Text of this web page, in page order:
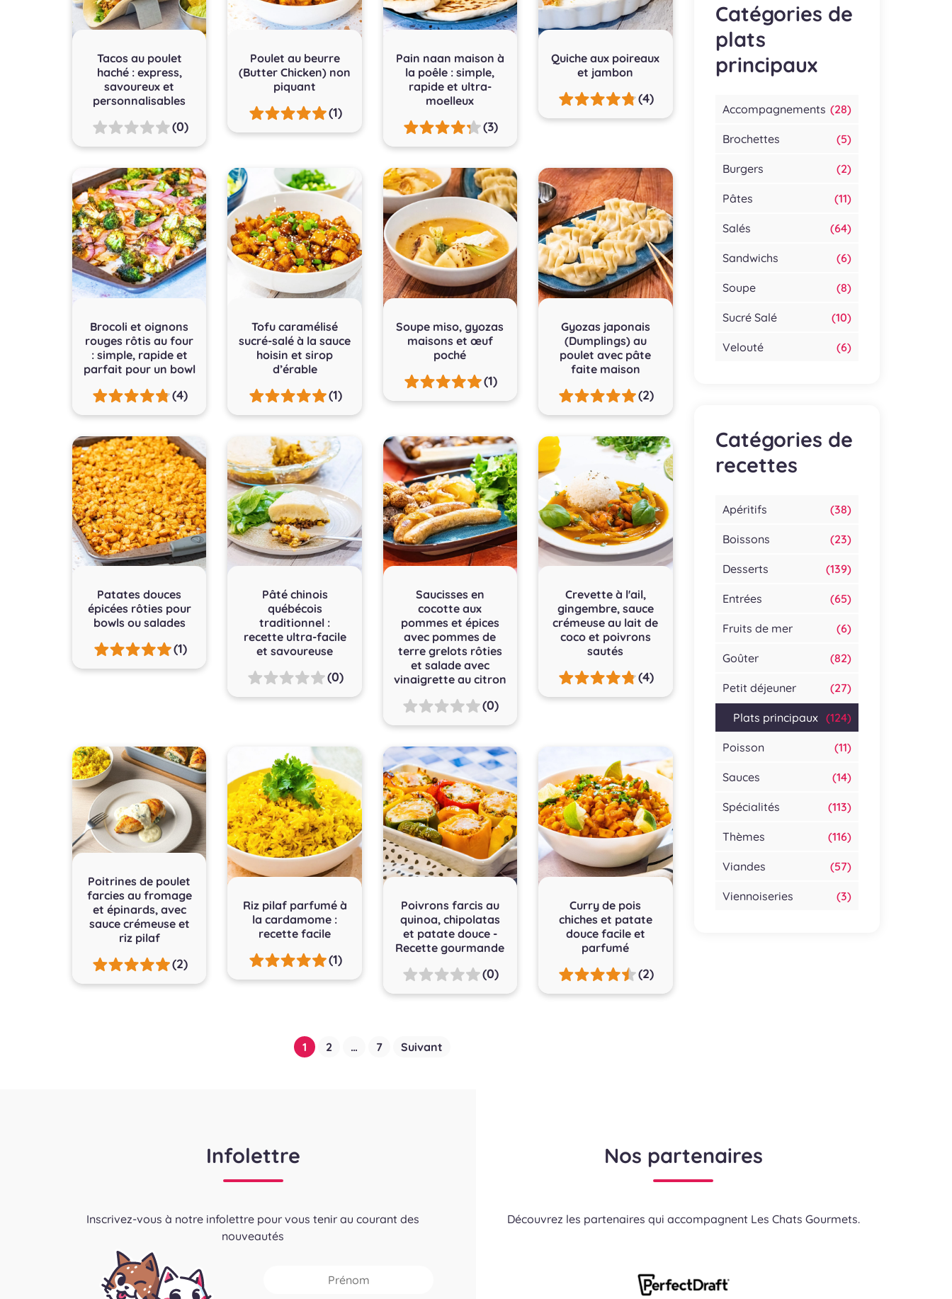
Tacos au poulet
haché : express,
savoureux et
personnalisables
(0)
Poulet au beurre
(Butter Chicken) non
piquant
(1)
Pain naan maison à
la poêle : simple,
rapide et ultra-
moelleux
(3)
Quiche aux poireaux
et jambon
(4)
Brocoli et oignons
rouges rôtis au four
: simple, rapide et
parfait pour un bowl
(4)
Tofu caramélisé
sucré-salé à la sauce
hoisin et sirop
d’érable
(1)
Soupe miso, gyozas
maisons et œuf
poché
(1)
Gyozas japonais
(Dumplings) au
poulet avec pâte
faite maison
(2)
Patates douces
épicées rôties pour
bowls ou salades
(1)
Pâté chinois
québécois
traditionnel :
recette ultra-facile
et savoureuse
(0)
Saucisses en
cocotte aux
pommes et épices
avec pommes de
terre grelots rôties
et salade avec
vinaigrette au citron
(0)
Crevette à l'ail,
gingembre, sauce
crémeuse au lait de
coco et poivrons
sautés
(4)
Poitrines de poulet
farcies au fromage
et épinards, avec
sauce crémeuse et
riz pilaf
(2)
Riz pilaf parfumé à
la cardamome :
recette facile
(1)
Poivrons farcis au
quinoa, chipolatas
et patate douce -
Recette gourmande
(0)
Curry de pois
chiches et patate
douce facile et
parfumé
(2)
1 2 … 7 Suivant
Catégories de
plats
principaux
Accompagnements (28)
Brochettes (5)
Burgers (2)
Pâtes (11)
Salés (64)
Sandwichs (6)
Soupe (8)
Sucré Salé (10)
Velouté (6)
Catégories de
recettes
Apéritifs (38)
Boissons (23)
Desserts (139)
Entrées (65)
Fruits de mer (6)
Goûter (82)
Petit déjeuner (27)
Plats principaux (124)
Poisson (11)
Sauces (14)
Spécialités (113)
Thèmes (116)
Viandes (57)
Viennoiseries (3)
Infolettre
Inscrivez-vous à notre infolettre pour vous tenir au courant des
nouveautés
Nos partenaires
Découvrez les partenaires qui accompagnent Les Chats Gourmets.